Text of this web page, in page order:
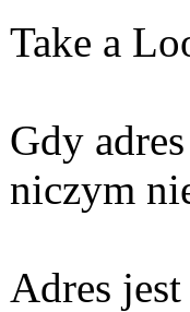
Take a
Gdy
niczym
Adres